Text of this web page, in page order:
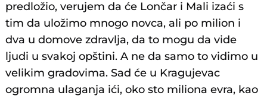
predložio, verujem da će Lončar i Mali izaći s
tim da uložimo mnogo novca, ali po milion i
dva u domove zdravlja, da to mogu da vide
ljudi u svakoj opštini. A ne da samo to vidimo u
velikim gradovima. Sad će u Kragujevac
ogromna ulaganja ići, oko sto miliona evra, kao